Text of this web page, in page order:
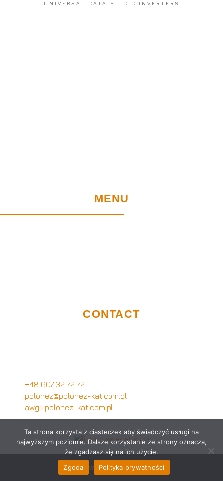
UNIVERSAL CATALYTIC CONVERTERS
MENU
CONTACT
+48 607 32 72 72
polonez@polonez-kat.com.pl
awg@polonez-kat.com.pl
AWG POLONEZ 2022
Ta strona korzysta z ciasteczek aby świadczyć usługi na
najwyższym poziomie. Dalsze korzystanie ze strony oznacza,
że zgadzasz się na ich użycie.
Zgoda
Polityka prywatności